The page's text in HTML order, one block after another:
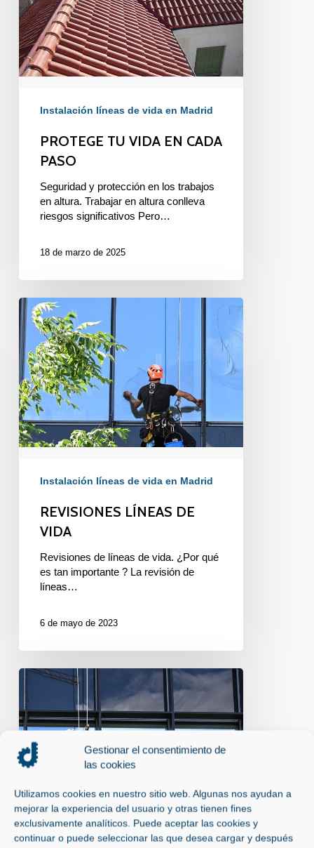
Gestionar el consentimiento de
las cookies
Utilizamos cookies en nuestro sitio web. Algunas nos ayudan a
mejorar la experiencia del usuario y otras tienen fines
exclusivamente analíticos. Puede aceptar las cookies y
continuar o puede seleccionar las que desea cargar y después
PASO
Instalación líneas de vida en Madrid
PROTEGE TU VIDA EN CADA
PASO
Seguridad y protección en los trabajos
en altura. Trabajar en altura conlleva
riesgos significativos Pero…
18 de marzo de 2025
REVISIONES
LÍNEAS
VIDA
Instalación líneas de vida en Madrid
REVISIONES LÍNEAS DE
VIDA
Revisiones de líneas de vida. ¿Por qué
es tan importante ? La revisión de
líneas…
6 de mayo de 2023
LÍNEAS
DE
VIDA
PARA
TRABAJAR
EN
ALTURA